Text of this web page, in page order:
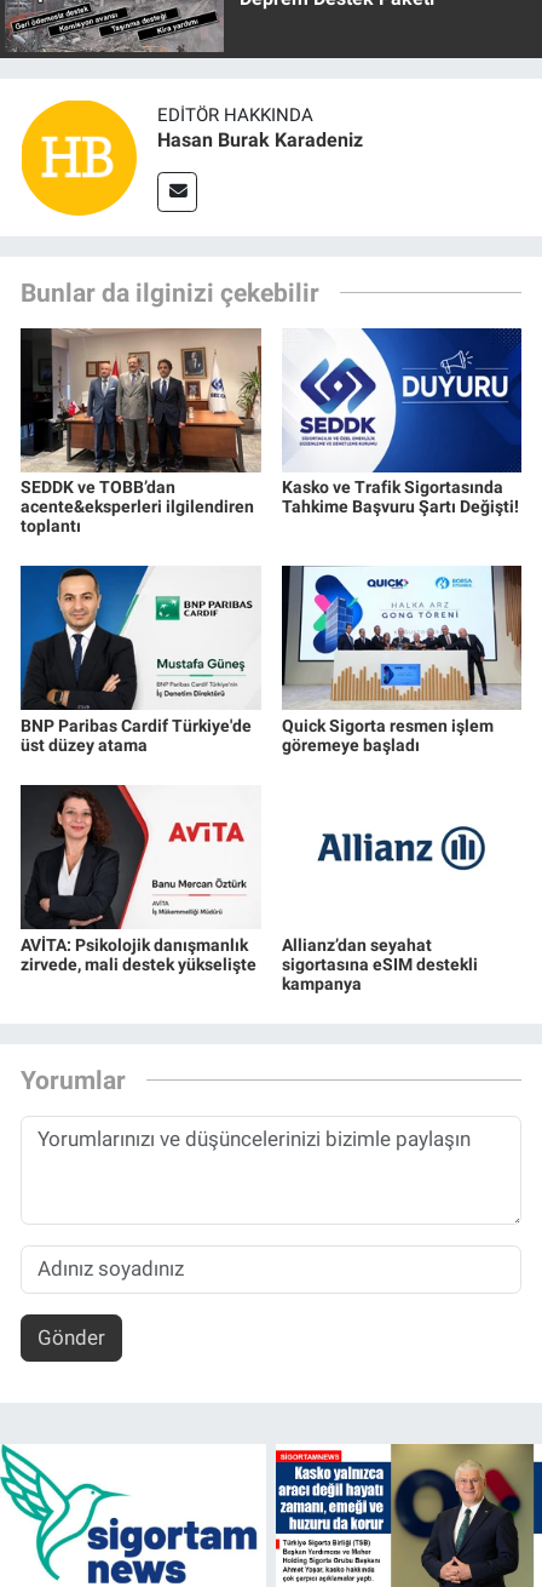
EDITÖR HAKKINDA
Hasan Burak Karadeniz
Bunlar da ilginizi çekebilir
SEDDK ve TOBB’dan
acente&eksperleri ilgilendiren
toplantı
Kasko ve Trafik Sigortasında
Tahkime Başvuru Şartı Değişti!
BNP Paribas Cardif Türkiye'de
üst düzey atama
Quick Sigorta resmen işlem
göremeye başladı
AVİTA: Psikolojik danışmanlık
zirvede, mali destek yükselişte
Allianz’dan seyahat
sigortasına eSIM destekli
kampanya
Yorumlar
Gönder